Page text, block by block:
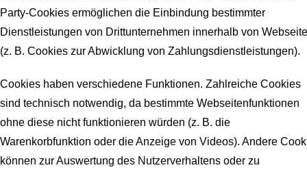
Party-Cookies ermöglichen die Einbindung bestimmter
Dienstleistungen von Drittunternehmen innerhalb von
(z. B. Cookies zur Abwicklung von Zahlungsdienstleistungen).
Cookies haben verschiedene Funktionen. Zahlreiche Cookies
sind technisch notwendig, da bestimmte Webseitenfunktionen
ohne diese nicht funktionieren würden (z. B. die
Warenkorbfunktion oder die Anzeige von Videos). Andere
können zur Auswertung des Nutzerverhaltens oder zu